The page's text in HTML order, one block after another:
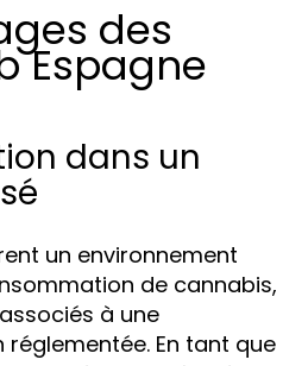
des
Espagne
dans un
un environnement
de cannabis,
à une
En tant que